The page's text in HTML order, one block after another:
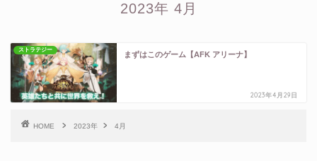
2023年 4月
ストラテジー
まずはこのゲーム【AFK アリーナ】
2023年4月29日
HOME 2023年 4月